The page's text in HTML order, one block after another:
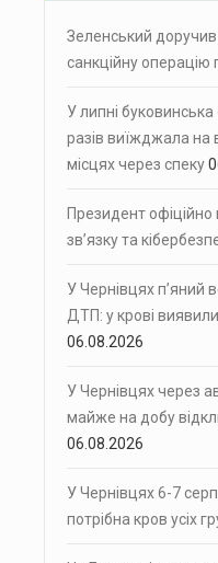
Зеленський доручив
санкційну операцію
У липні
разів виїжджала на
місцях через спеку
Президент
зв’язку та
У Чернівцях п’яний
ДТП: у крові
06.08.2026
У Чернівцях через
майже на добу
06.08.2026
У Чернівцях 6-7
потрібна кров усіх